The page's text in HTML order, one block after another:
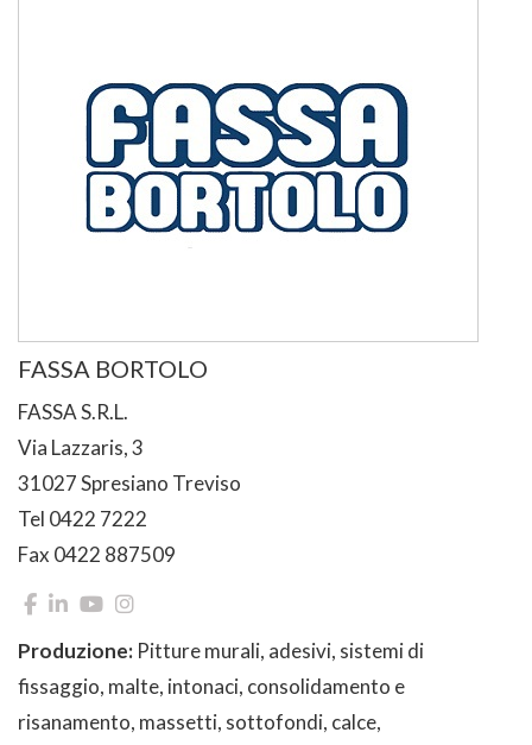
FASSA BORTOLO
FASSA S.R.L.
Via Lazzaris, 3
31027 Spresiano Treviso
Tel 0422 7222
Fax 0422 887509
Produzione: Pitture murali, adesivi, sistemi di
fissaggio, malte, intonaci, consolidamento e
risanamento, massetti, sottofondi, calce,